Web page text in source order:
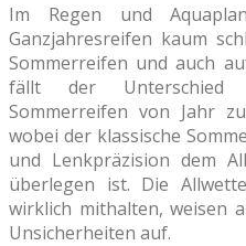
Im Regen und
Ganzjahresreifen kaum
Sommerreifen und auch
fällt der Unterschied
Sommerreifen von Jahr
wobei der klassische
und Lenkpräzision dem
überlegen ist. Die
wirklich mithalten, weisen
Unsicherheiten auf.